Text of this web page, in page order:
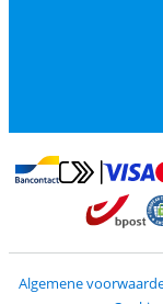
Betalen metBetalen met
Algemene